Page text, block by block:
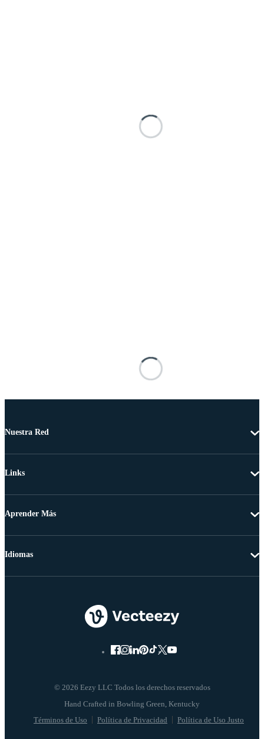
Nuestra Red
Links
Aprender Más
© 2026 Eezy LLC Todos los derechos reservados
Términos de Uso Política de Privacidad Política de Uso Justo
Idiomas